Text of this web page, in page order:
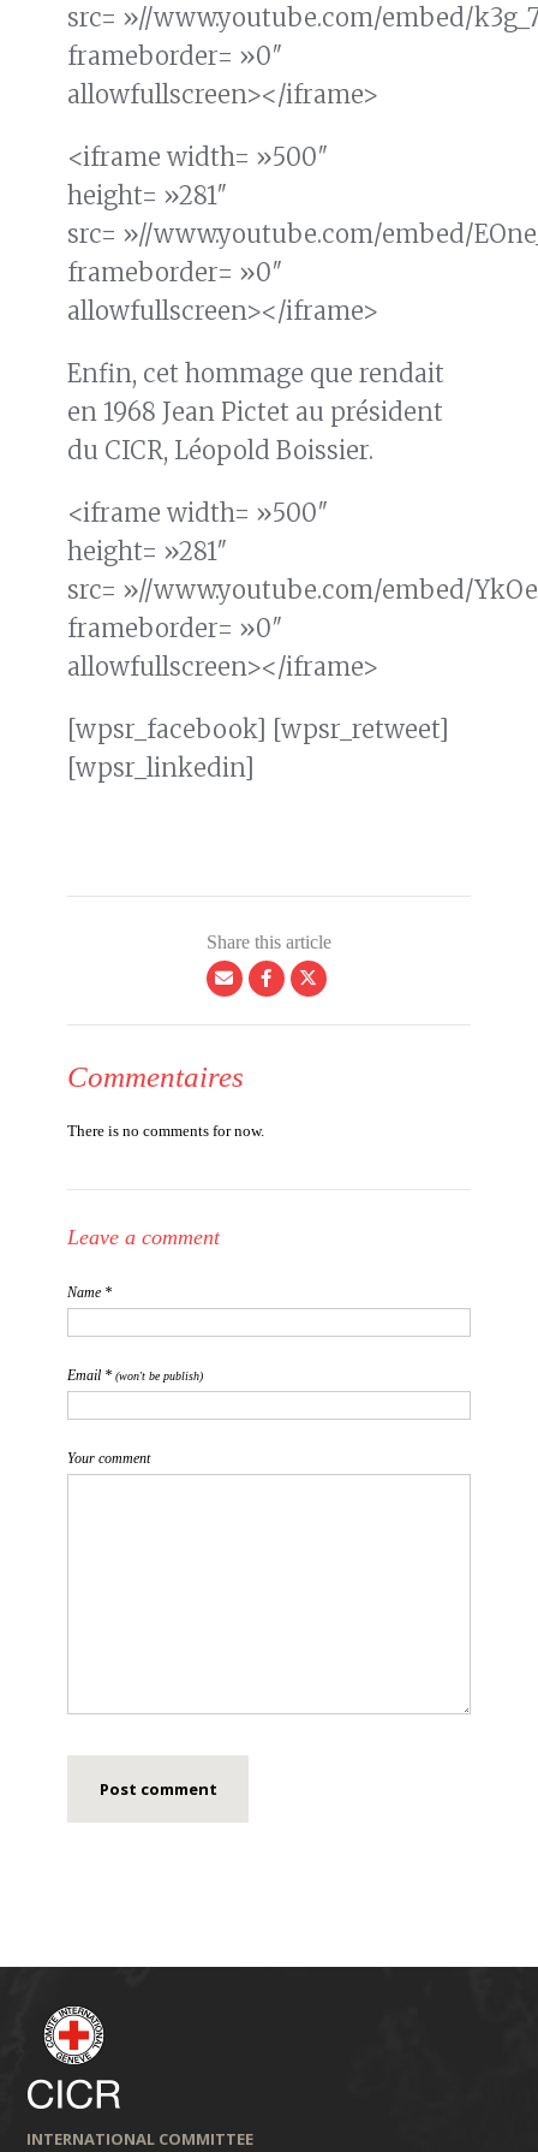
src= »//www.youtube.com/embed/
frameborder= »0″
allowfullscreen></iframe>
<iframe width= »500″
height= »281″
src= »//www.youtube.com/embed/
frameborder= »0″
allowfullscreen></iframe>
Enfin, cet hommage que rendait
en 1968 Jean Pictet au président
du CICR, Léopold Boissier.
<iframe width= »500″
height= »281″
src= »//www.youtube.com/embed/
frameborder= »0″
allowfullscreen></iframe>
[wpsr_facebook] [wpsr_retweet]
[wpsr_linkedin]
Share this article
Commentaires
There is no comments for now.
Leave a comment
Name *
Email * (won't be publish)
Your comment
INTERNATIONAL COMMITTEE